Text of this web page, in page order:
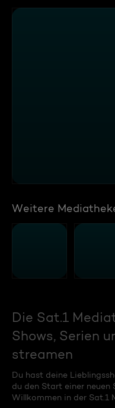
Weitere
Die Sat.1
Shows, Serien
streamen
Du hast deine
du den Start einer neuen
Willkommen in der Sat.1